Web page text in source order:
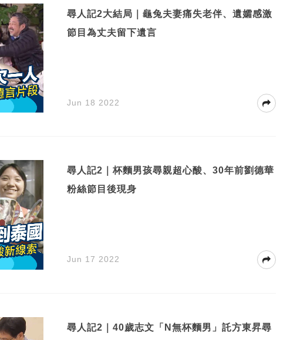
尋人記2大結局｜龜兔夫妻痛失老伴、遺孀感激
節目為丈夫留下遺言
Jun 18 2022
尋人記2｜杯麵男孩尋親超心酸、30年前劉德華
粉絲節目後現身
Jun 17 2022
尋人記2｜40歲志文「N無杯麵男」託方東昇尋